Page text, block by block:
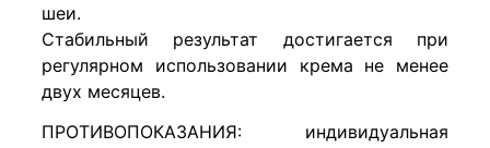
шеи.
Стабильный результат достигается при
регулярном использовании крема не менее
двух месяцев.
ПРОТИВОПОКАЗАНИЯ: индивидуальная